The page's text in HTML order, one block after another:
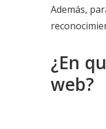
Además,
¿En
web?